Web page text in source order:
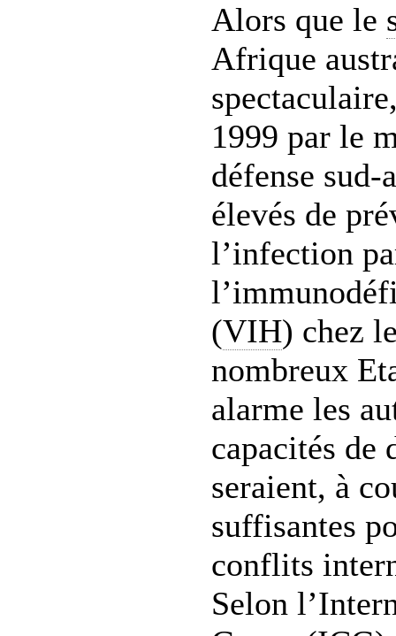
Alors que le
Afrique
1999 par le
défense
élevés de
l’infection
(VIH) chez
nombreux
alarme les
capacités de
seraient, à
suffisantes
conflits
Selon